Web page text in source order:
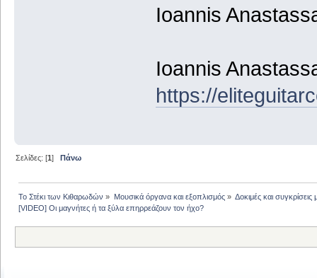
Ioannis
Ioannis
https://
Σελίδες: [1]Πάνω
Το Στέκι των Κιθαρωδών » Μουσικά όργανα και εξοπλισμός» Δοκιμές και
[VIDEO] Οι μαγνήτες ή τα ξύλα επηρρεάζουν τον ήχο?